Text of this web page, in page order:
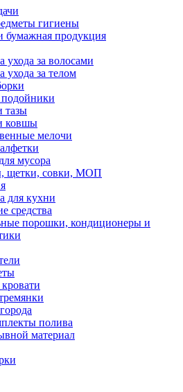
гигиены
бумажная продукция
ухода за волосами
ухода за телом
тазы
ковшы
мелочи
мусора
щетки, совки, МОП
для кухни
средства
порошки, кондиционеры и
полива
материал